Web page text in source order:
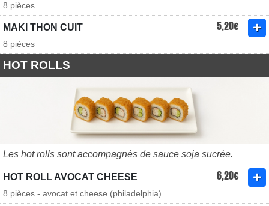
8 pièces
MAKI THON CUIT 5,20€
8 pièces
HOT ROLLS
Les hot rolls sont accompagnés de sauce soja sucrée.
HOT ROLL AVOCAT CHEESE 6,20€
8 pièces - avocat et cheese (philadelphia)